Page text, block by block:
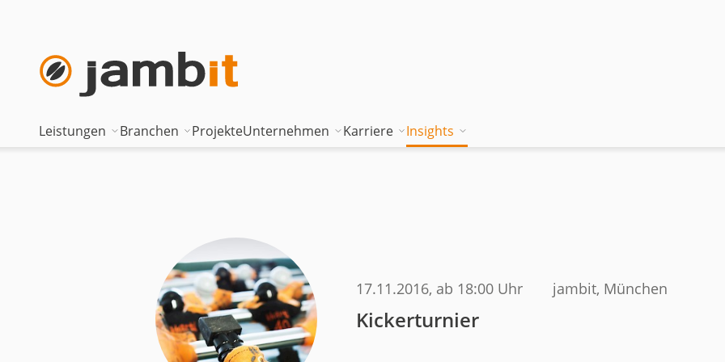
Leistungen
AI Transformation Consulting
AI Assisted Development
Security & Compliance
Technisches Portfolio
Branchen
Automotive
Gesundheitswesen
Industrie
Logistik
ProjekteUnternehmen
Where innovation works
Standorte
Nearshoring Armenien
Unternehmensgrundsätze
Karriere
Unsere Wissenskultur
Insights
Blog
17.11.2016, ab 18:00 Uhr jambit, München
Kickerturnier